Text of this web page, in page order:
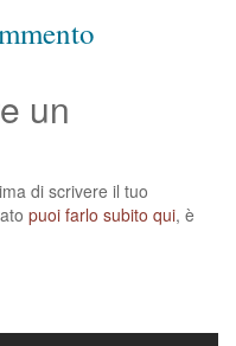
un
di scrivere il tuo
puoi farlo subito qui, è